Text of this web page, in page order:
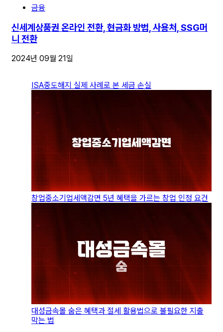
금융
신세계상품권 온라인 전환, 현금화 방법, 사용처, SSG머
니 전환
2024년 09월 21일
ISA중도해지 실제 사례로 본 세금 손실
창업중소기업세액감면 5년 혜택을 가르는 창업 인정 요건
대성금속몰 숨은 혜택과 절세 활용법으로 불필요한 지출
막는 법